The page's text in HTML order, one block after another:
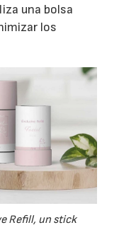
una bolsa
los
Refill, un stick